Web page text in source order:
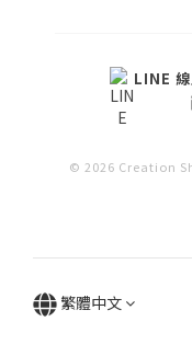
LINE
© 2026 Creation
繁體中文